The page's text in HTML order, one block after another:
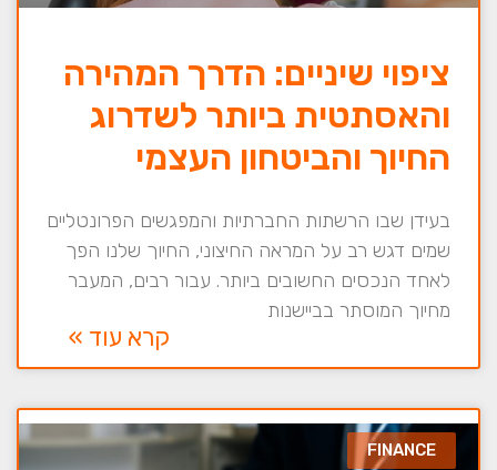
ציפוי שיניים: הדרך המהירה
והאסתטית ביותר לשדרוג
החיוך והביטחון העצמי
בעידן שבו הרשתות החברתיות והמפגשים הפרונטליים
שמים דגש רב על המראה החיצוני, החיוך שלנו הפך
לאחד הנכסים החשובים ביותר. עבור רבים, המעבר
מחיוך המוסתר בביישנות
קרא עוד »
FINANCE